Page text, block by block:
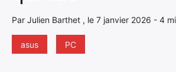
Par Julien Barthet , le 7 janvier 2026 - 4
asus PC